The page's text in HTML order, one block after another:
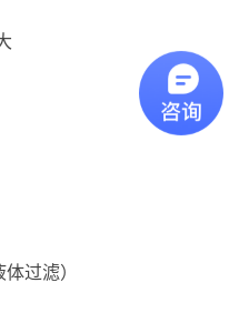
过滤）